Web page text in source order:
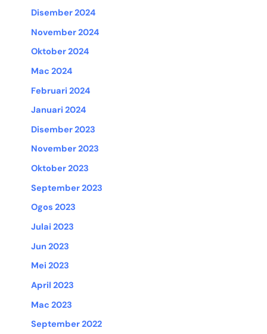
Disember 2024
November 2024
Oktober 2024
Mac 2024
Februari 2024
Januari 2024
Disember 2023
November 2023
Oktober 2023
September 2023
Ogos 2023
Julai 2023
Jun 2023
Mei 2023
April 2023
Mac 2023
September 2022